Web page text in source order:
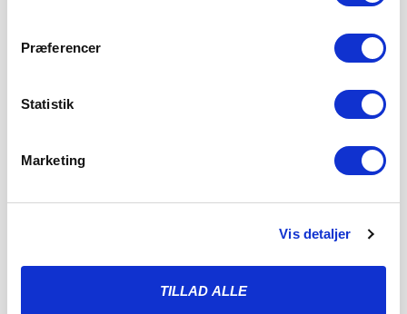
Præferencer
Statistik
Marketing
Vis detaljer
TILLAD ALLE